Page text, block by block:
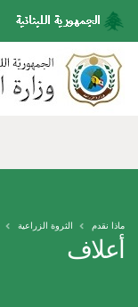
أعلاف
ماذا نقدم الثروة الزراعية